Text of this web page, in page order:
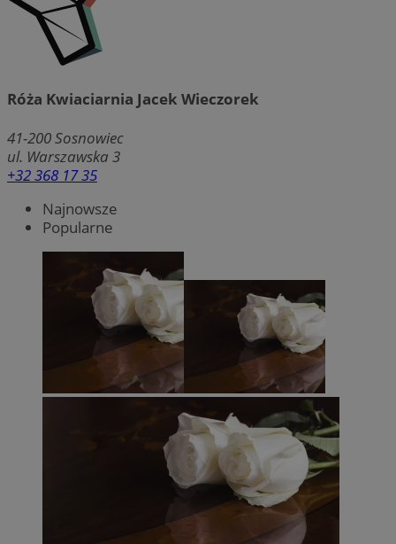
Róża Kwiaciarnia Jacek Wieczorek
41-200Sosnowiec
ul. Warszawska 3
+32 368 17 35
Najnowsze
Popularne